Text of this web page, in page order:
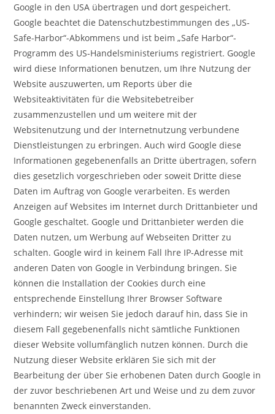
Google in den USA übertragen und dort gespeichert.
Google beachtet die Datenschutzbestimmungen des „US-
Safe-Harbor“-Abkommens und ist beim „Safe Harbor“-
Programm des US-Handelsministeriums registriert. Google
wird diese Informationen benutzen, um Ihre Nutzung der
Website auszuwerten, um Reports über die
Websiteaktivitäten für die Websitebetreiber
zusammenzustellen und um weitere mit der
Websitenutzung und der Internetnutzung verbundene
Dienstleistungen zu erbringen. Auch wird Google diese
Informationen gegebenenfalls an Dritte übertragen, sofern
dies gesetzlich vorgeschrieben oder soweit Dritte diese
Daten im Auftrag von Google verarbeiten. Es werden
Anzeigen auf Websites im Internet durch Drittanbieter und
Google geschaltet. Google und Drittanbieter werden die
Daten nutzen, um Werbung auf Webseiten Dritter zu
schalten. Google wird in keinem Fall Ihre IP-Adresse mit
anderen Daten von Google in Verbindung bringen. Sie
können die Installation der Cookies durch eine
entsprechende Einstellung Ihrer Browser Software
verhindern; wir weisen Sie jedoch darauf hin, dass Sie in
diesem Fall gegebenenfalls nicht sämtliche Funktionen
dieser Website vollumfänglich nutzen können. Durch die
Nutzung dieser Website erklären Sie sich mit der
Bearbeitung der über Sie erhobenen Daten durch Google in
der zuvor beschriebenen Art und Weise und zu dem zuvor
benannten Zweck einverstanden.